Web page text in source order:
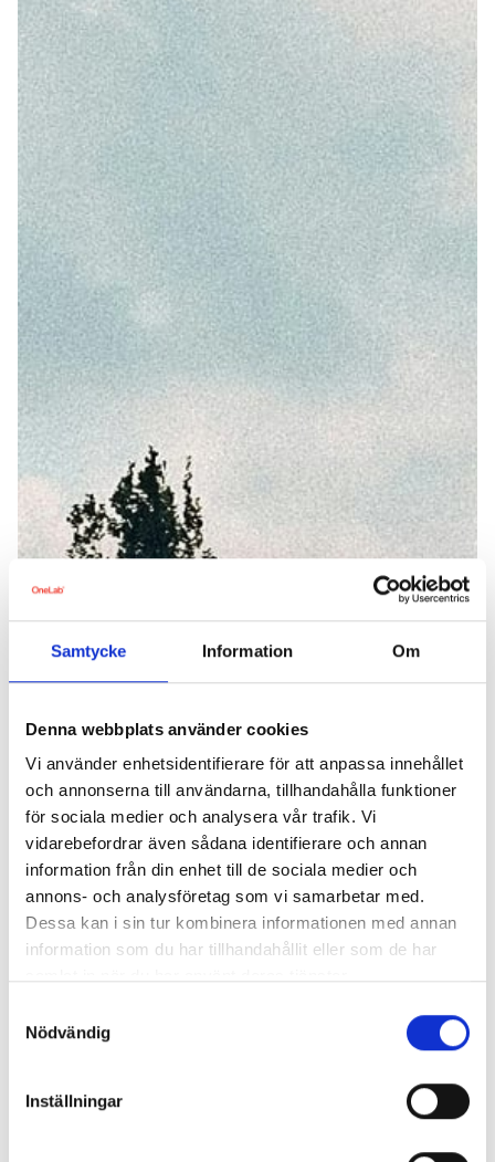
Samtycke Information Om
Denna webbplats använder cookies
Vi använder enhetsidentifierare för att anpassa innehållet
och annonserna till användarna, tillhandahålla funktioner
för sociala medier och analysera vår trafik. Vi
vidarebefordrar även sådana identifierare och annan
information från din enhet till de sociala medier och
annons- och analysföretag som vi samarbetar med.
Dessa kan i sin tur kombinera informationen med annan
information som du har tillhandahållit eller som de har
Nödvändig
Inställningar